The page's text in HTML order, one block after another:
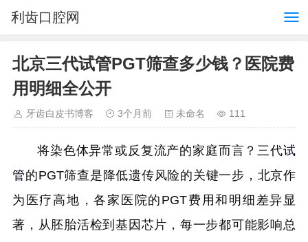
利齿口腔网
北京三代试管PGT筛查多少钱？医院费
用明细全公开
牙齿白皮书博客 3个月前 未命名 111
将染色体异常或反复流产的家庭而言？三代试
管的PGT筛查是降低遗传风险的关键一步，北京作
为医疗高地，各家医院的PGT费用和明细差异显
著，从胚胎活检到基因芯片，每一步都可能影响总